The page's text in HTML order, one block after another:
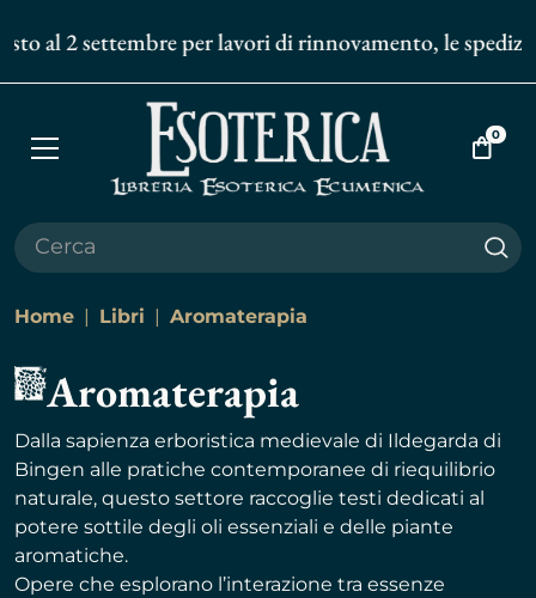
al 2 settembre per lavori di rinnovamento, le
Apri
Vai
0
Home Libri Aromaterapia
Aromaterapia
Dalla sapienza erboristica medievale di Ildegarda di
Bingen alle pratiche contemporanee di riequilibrio
naturale, questo settore raccoglie testi dedicati al
potere sottile degli oli essenziali e delle piante
aromatiche.
Opere che esplorano l’interazione tra essenze